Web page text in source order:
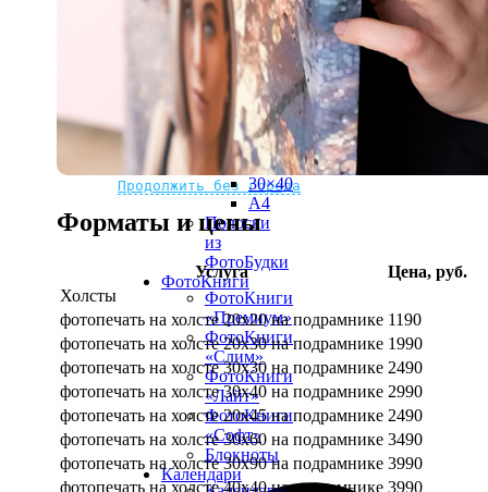
Не нашли Ваш город?
Мы доставляем по всему миру
Продолжить без города
рамке
10х10
10×15
13×18
15×15
15×20
20×20
20×30
30×30
30×40
A4
Полоски
из
ФотоБудки
ФотоКниги
ФотоКниги
«Премиум»
ФотоКниги
«Слим»
ФотоКниги
«Лайт»
ФотоКниги
«Софт»
Блокноты
Календари
Форматы и цены
Услуга
Цена, руб.
Холсты
фотопечать на холсте 20х20 на подрамнике 1190
фотопечать на холсте 20х30 на подрамнике 1990
фотопечать на холсте 30х30 на подрамнике 2490
фотопечать на холсте 30х40 на подрамнике 2990
фотопечать на холсте 20х45 на подрамнике 2490
фотопечать на холсте 30х60 на подрамнике 3490
фотопечать на холсте 30х90 на подрамнике 3990
фотопечать на холсте 40х40 на подрамнике 3990